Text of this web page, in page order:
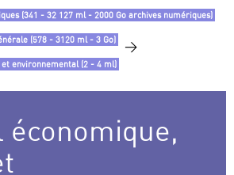
(341 - 32 127 ml - 2000 Go archives numériques)
(578 - 3120 ml - 3 Go) >
environnemental (2 - 4 ml)
économique,